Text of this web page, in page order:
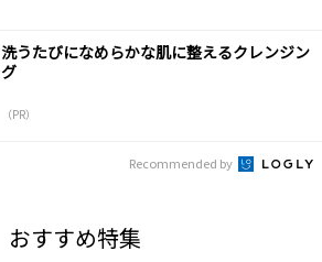
洗うたびになめらかな肌に整えるクレンジン
グ
（PR）
Recommended by
おすすめ特集